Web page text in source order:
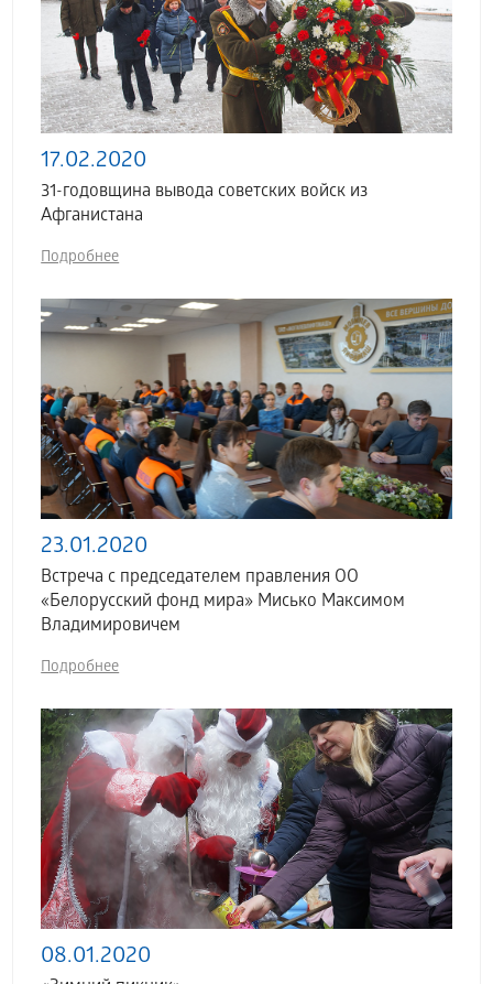
17.02.2020
31-годовщина вывода советских войск из
Афганистана
Подробнее
23.01.2020
Встреча с председателем правления ОО
«Белорусский фонд мира» Мисько Максимом
Владимировичем
Подробнее
08.01.2020